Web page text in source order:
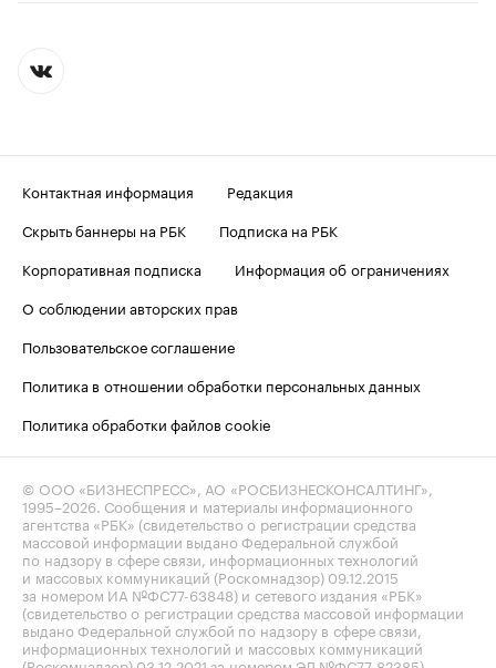
Контактная информация
Редакция
Скрыть баннеры на РБК
Подписка на РБК
Корпоративная подписка
Информация об ограничениях
О соблюдении авторских прав
Пользовательское соглашение
Политика в отношении обработки персональных данных
Политика обработки файлов cookie
© ООО «БИЗНЕСПРЕСС», АО «РОСБИЗНЕСКОНСАЛТИНГ»,
1995–2026 . Сообщения и материалы информационного
агентства «РБК» (свидетельство о регистрации средства
массовой информации выдано Федеральной службой
по надзору в сфере связи, информационных технологий
и массовых коммуникаций (Роскомнадзор) 09.12.2015
за номером ИА №ФС77-63848) и сетевого издания «РБК»
(свидетельство о регистрации средства массовой информации
выдано Федеральной службой по надзору в сфере связи,
информационных технологий и массовых коммуникаций